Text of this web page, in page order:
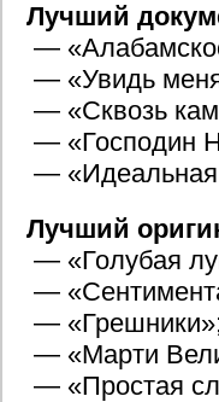
Лучший
—
— «Увидь
— «Сквозь
— «Господин
— «Идеальная
Лучший
— «Голубая
—
—
— «Марти
— «Простая